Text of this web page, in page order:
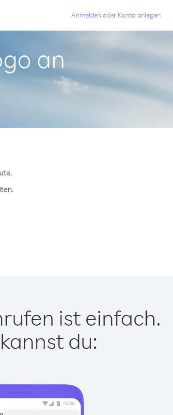
Anmelden oder Konto anlegen
an
ist einfach.
du: